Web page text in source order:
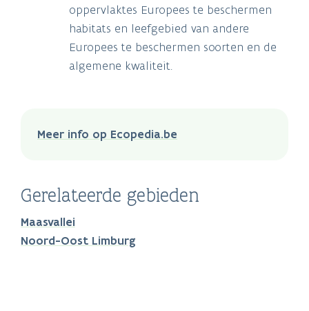
oppervlaktes Europees te beschermen
habitats en leefgebied van andere
Europees te beschermen soorten en de
algemene kwaliteit.
Meer info op Ecopedia.be
Gerelateerde gebieden
Maasvallei
Noord-Oost Limburg